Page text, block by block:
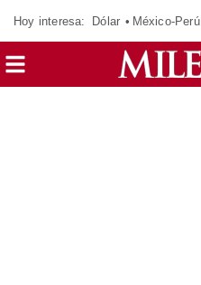
Hoy interesa: Dólar México-Perú